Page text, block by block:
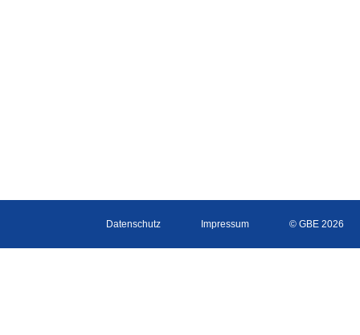
Datenschutz Impressum © GBE 2026